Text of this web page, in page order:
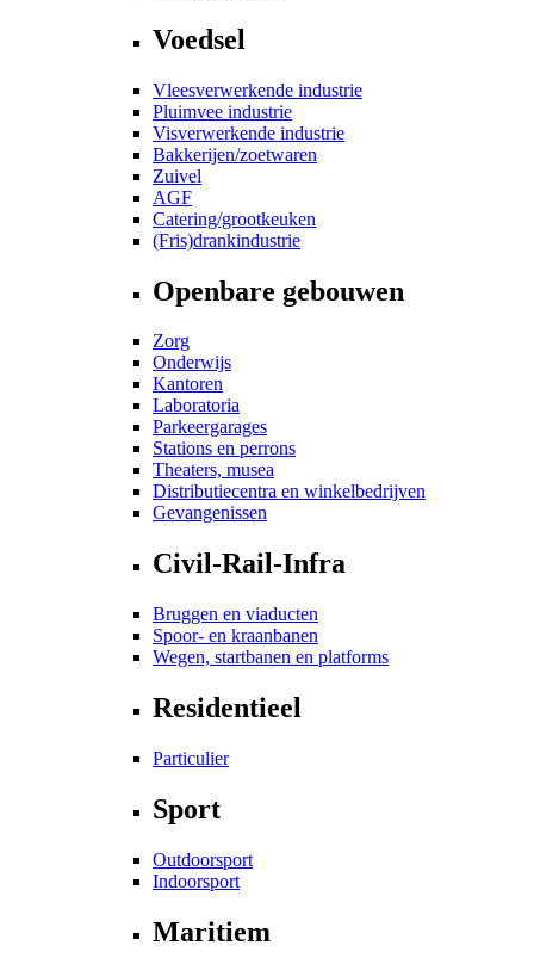
Voedsel
Vleesverwerkende industrie
Pluimvee industrie
Visverwerkende industrie
Bakkerijen/zoetwaren
Zuivel
AGF
Catering/grootkeuken
(Fris)drankindustrie
Openbare gebouwen
Zorg
Onderwijs
Kantoren
Laboratoria
Parkeergarages
Stations en perrons
Theaters, musea
Distributiecentra en winkelbedrijven
Gevangenissen
Civil-Rail-Infra
Bruggen en viaducten
Spoor- en kraanbanen
Wegen, startbanen en platforms
Residentieel
Particulier
Sport
Outdoorsport
Indoorsport
Maritiem